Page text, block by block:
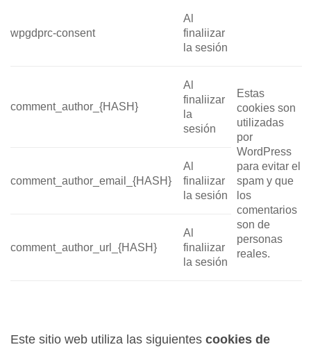
wpgdprc-consent
Al
finaliizar
la sesión
comment_author_{HASH}
Al
finaliizar
la
sesión
Estas
cookies son
utilizadas
por
WordPress
para evitar el
spam y que
los
comentarios
son de
personas
reales.
comment_author_email_{HASH}
Al
finaliizar
la sesión
comment_author_url_{HASH}
Al
finaliizar
la sesión
Este sitio web utiliza las siguientes cookies de